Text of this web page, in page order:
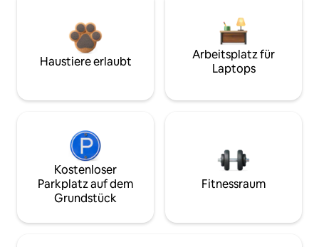
Haustiere erlaubt
Arbeitsplatz für
Laptops
Kostenloser
Parkplatz auf dem
Grundstück
Fitnessraum